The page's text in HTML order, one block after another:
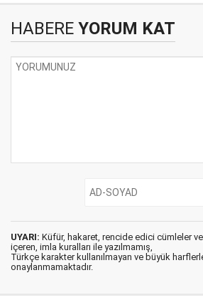
HABERE YORUM KAT
UYARI: Küfür, hakaret, rencide edici cümleler
içeren, imla kuralları ile yazılmamış,
Türkçe karakter kullanılmayan ve büyük
onaylanmamaktadır.